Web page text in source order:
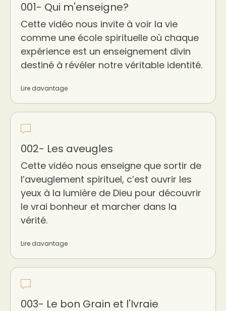
001- Qui m'enseigne?
Cette vidéo nous invite à voir la vie
comme une école spirituelle où chaque
expérience est un enseignement divin
destiné à révéler notre véritable identité.
Lire davantage
002- Les aveugles
Cette vidéo nous enseigne que sortir de
l’aveuglement spirituel, c’est ouvrir les
yeux à la lumière de Dieu pour découvrir
le vrai bonheur et marcher dans la
vérité.
Lire davantage
003- Le bon Grain et l'Ivraie